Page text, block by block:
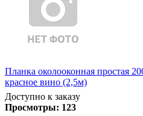
Планка околооконная простая
красное вино (2,5м)
Доступно к заказу
Просмотры: 123